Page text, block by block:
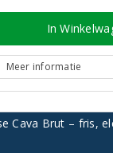
In
Meer informatie
Cava Brut – fris,